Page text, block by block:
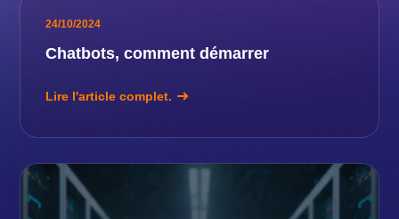
24/10/2024
Chatbots, comment démarrer
Lire l'article complet.